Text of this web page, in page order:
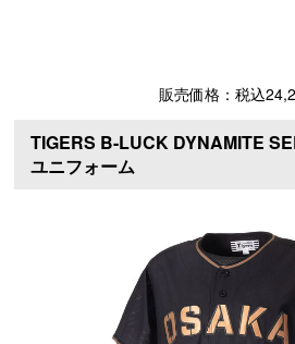
販売価格：税込
TIGERS B-LUCK DYNAMITE
ユニフォーム